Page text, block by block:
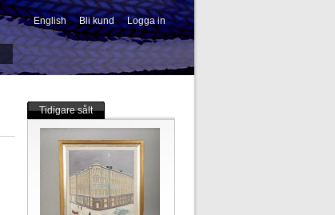
English Bli kund Logga in
-->
Tidigare sålt